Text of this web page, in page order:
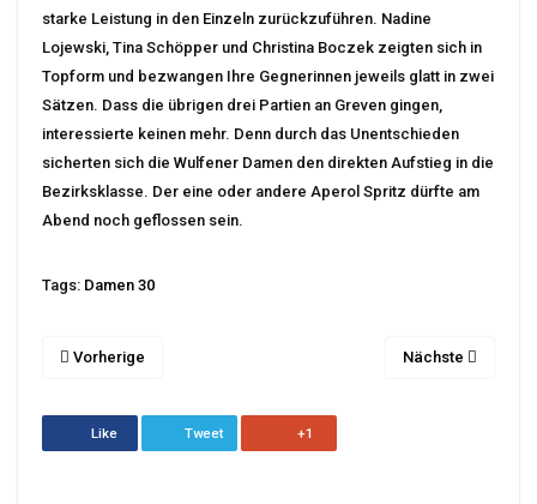
starke Leistung in den Einzeln zurückzuführen. Nadine
Lojewski, Tina Schöpper und Christina Boczek zeigten sich in
Topform und bezwangen Ihre Gegnerinnen jeweils glatt in zwei
Sätzen. Dass die übrigen drei Partien an Greven gingen,
interessierte keinen mehr. Denn durch das Unentschieden
sicherten sich die Wulfener Damen den direkten Aufstieg in die
Bezirksklasse. Der eine oder andere Aperol Spritz dürfte am
Abend noch geflossen sein.
Tags: Damen 30
Vorherige Nächste
Like Tweet +1